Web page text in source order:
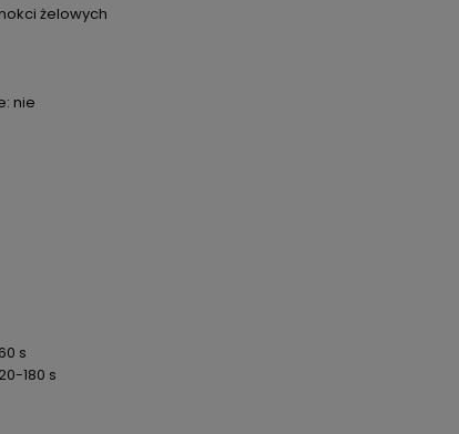
żelowych
nie
s
180 s